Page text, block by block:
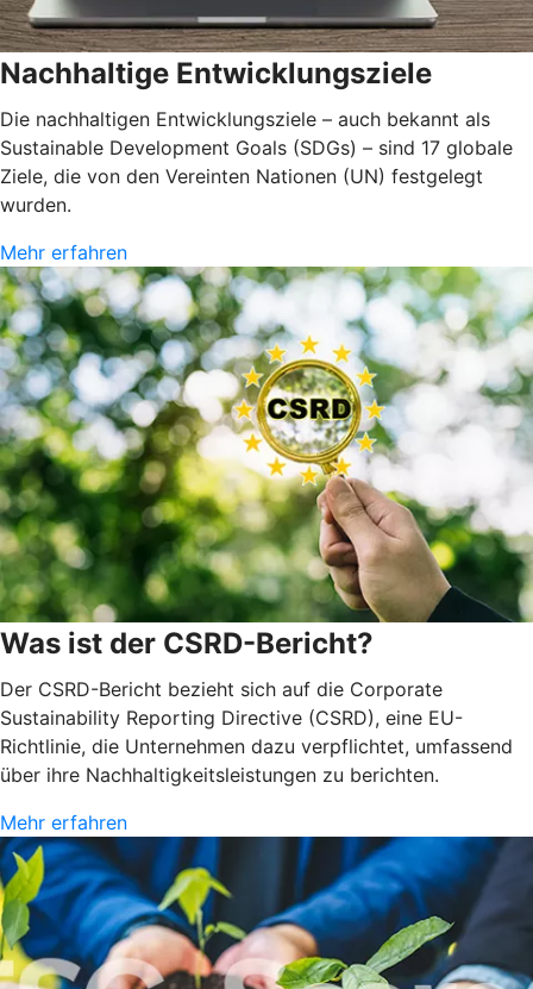
Nachhaltige Entwicklungsziele
Die nachhaltigen Entwicklungsziele – auch bekannt als
Sustainable Development Goals (SDGs) – sind 17 globale
Ziele, die von den Vereinten Nationen (UN) festgelegt
wurden.
Mehr erfahren
Was ist der CSRD-Bericht?
Der CSRD-Bericht bezieht sich auf die Corporate
Sustainability Reporting Directive (CSRD), eine EU-
Richtlinie, die Unternehmen dazu verpflichtet, umfassend
über ihre Nachhaltigkeitsleistungen zu berichten.
Mehr erfahren